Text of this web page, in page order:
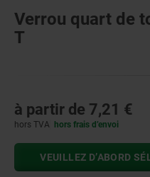
Verrou quart de
T
à partir de 7,21 €
hors TVA hors frais d’envoi
VEUILLEZ D’ABORD